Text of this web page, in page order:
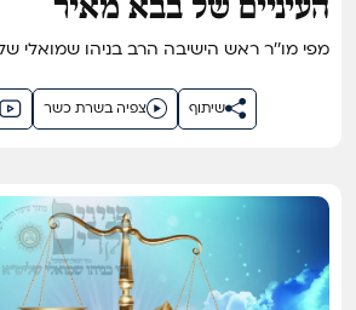
העיניים של בבא מאיר
מפי מו''ר ראש הישיבה הרב בניהו שמואלי שליט''א
צפיה בשרת כשר שיתוף